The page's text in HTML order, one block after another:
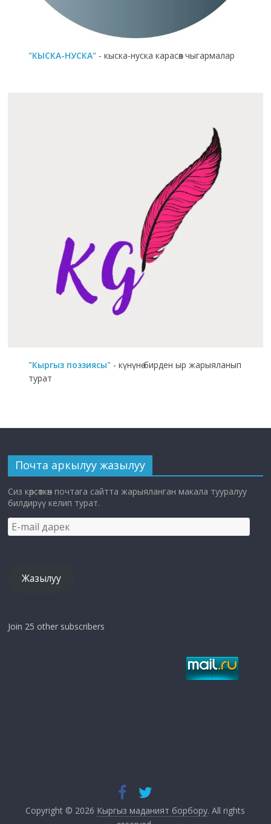
"КЫСКА-НУСКА" - кыска-нуска карасөз чыгармалар
"Кыргыз поэзиясы" - күнүнө бирден ыр жарыяланып
турат
Почта аркылуу жазылуу
Сиз көрсөткөн почтага сайтта жарыяланган макала тууралуу
билдирүү келип турат.
E-
mail
Жазылуу
Join 25 other subscribers
Copyright © 2026 Кыргыз маданият борбору. All rights